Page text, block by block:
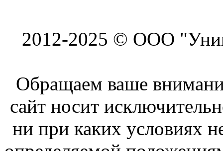
2012-2025 © ООО
Обращаем ваше
сайт носит
ни при каких условиях